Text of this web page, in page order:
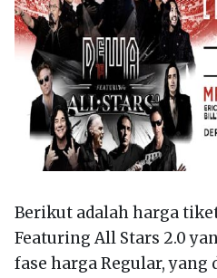
Berikut adalah harga tiket
Featuring All Stars 2.0
fase harga Regular,